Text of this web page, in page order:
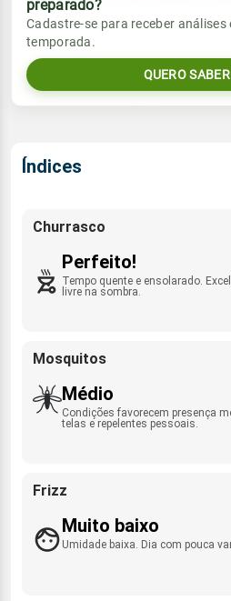
Rajada de vento
Sol
05:52h às 17:43h
Chuva
0.0mm
Rajada de vento
Sol
preparado?
Cadastre-se para receber
temporada.
QUERO
Índices
Churrasco
Perfeito!
Tempo quente e ensolarado.
livre na sombra.
Mosquitos
Médio
Condições favorecem presença
telas e repelentes pessoais.
Frizz
Muito baixo
Umidade baixa. Dia com pouca